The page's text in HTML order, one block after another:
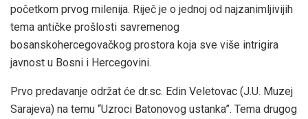
početkom prvog milenija. Riječ je o jednoj od najzanimljivijih
tema antičke prošlosti savremenog
bosanskohercegovačkog prostora koja sve više intrigira
javnost u Bosni i Hercegovini.
Prvo predavanje održat će dr.sc. Edin Veletovac (J.U. Muzej
Sarajeva) na temu “Uzroci Batonovog ustanka”. Tema drugog